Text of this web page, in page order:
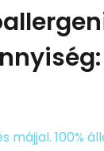
májjal. 100%